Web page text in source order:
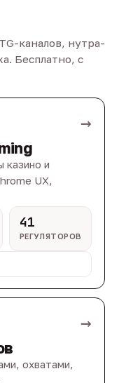
каналов, нутра-
Бесплатно, с
→
казино и
UX,
41
РЕГУЛЯТОРОВ
→
охватами,